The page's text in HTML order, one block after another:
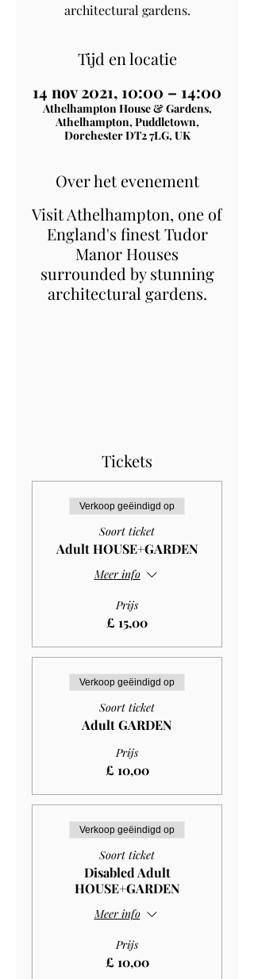
architectural gardens.
Tijd en locatie
14 nov 2021, 10:00 – 14:00
Athelhampton House & Gardens,
Athelhampton, Puddletown,
Dorchester DT2 7LG, UK
Over het evenement
Visit Athelhampton, one of
England's finest Tudor
Manor Houses
surrounded by stunning
architectural gardens.
Tickets
Verkoop geëindigd op
Soort ticket
Adult HOUSE+GARDEN
Meer info
Prijs
£ 15,00
Verkoop geëindigd op
Soort ticket
Adult GARDEN
Prijs
£ 10,00
Verkoop geëindigd op
Soort ticket
Disabled Adult
HOUSE+GARDEN
Meer info
Prijs
£ 10,00